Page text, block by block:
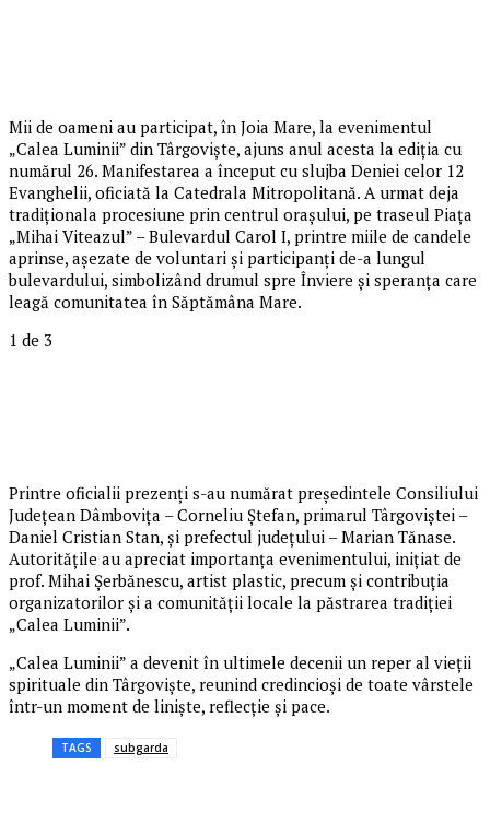
Mii de oameni au participat, în Joia Mare, la evenimentul
„Calea Luminii” din Târgoviște, ajuns anul acesta la ediția cu
numărul 26. Manifestarea a început cu slujba Deniei celor 12
Evanghelii, oficiată la Catedrala Mitropolitană. A urmat deja
tradiționala procesiune prin centrul orașului, pe traseul Piața
„Mihai Viteazul” – Bulevardul Carol I, printre miile de candele
aprinse, așezate de voluntari și participanți de-a lungul
bulevardului, simbolizând drumul spre Înviere și speranța care
leagă comunitatea în Săptămâna Mare.
1 de 3
Printre oficialii prezenți s-au numărat președintele Consiliului
Județean Dâmbovița – Corneliu Ștefan, primarul Târgoviștei –
Daniel Cristian Stan, și prefectul județului – Marian Tănase.
Autoritățile au apreciat importanța evenimentului, inițiat de
prof. Mihai Șerbănescu, artist plastic, precum și contribuția
organizatorilor și a comunității locale la păstrarea tradiției
„Calea Luminii”.
„Calea Luminii” a devenit în ultimele decenii un reper al vieții
spirituale din Târgoviște, reunind credincioși de toate vârstele
într-un moment de liniște, reflecție și pace.
TAGS subgarda